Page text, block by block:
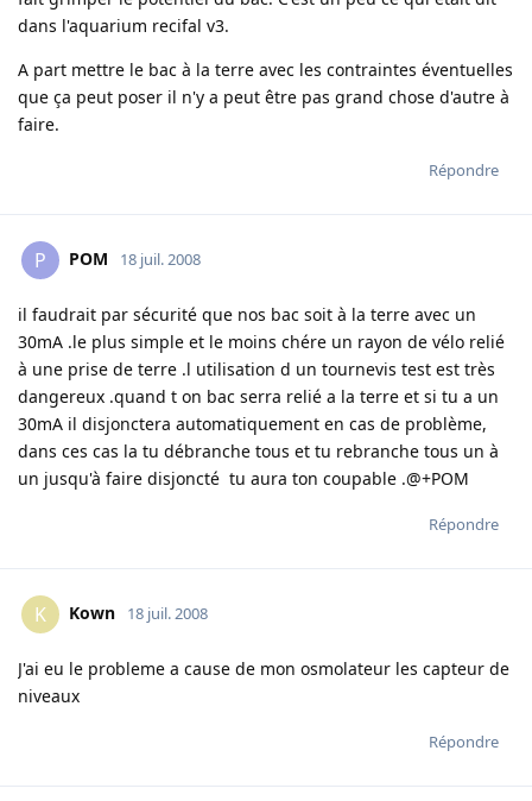
dans l'aquarium recifal v3.
A part mettre le bac à la terre avec les contraintes éventuelles
que ça peut poser il n'y a peut être pas grand chose d'autre à
faire.
Répondre
P POM 18 juil. 2008
il faudrait par sécurité que nos bac soit à la terre avec un
30mA .le plus simple et le moins chére un rayon de vélo relié
à une prise de terre .l utilisation d un tournevis test est très
dangereux .quand t on bac serra relié a la terre et si tu a un
30mA il disjonctera automatiquement en cas de problème,
dans ces cas la tu débranche tous et tu rebranche tous un à
un jusqu'à faire disjoncté tu aura ton coupable .@+POM
Répondre
K Kown 18 juil. 2008
J'ai eu le probleme a cause de mon osmolateur les capteur de
niveaux
Répondre